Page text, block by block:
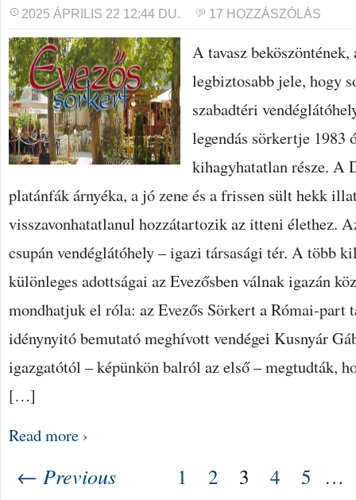
2025 ÁPRILIS 22 12:44 DU. 17 HOZZÁSZÓLÁS
A tavasz
legbiztosabb jele, hogy
szabadtéri
legendás sörkertje 1983
kihagyhatatlan része. A
platánfák árnyéka, a jó zene és a frissen sült hekk
visszavonhatatlanul hozzátartozik az itteni élethez.
csupán vendéglátóhely – igazi társasági tér. A több
különleges adottságai az Evezősben válnak igazán
mondhatjuk el róla: az Evezős Sörkert a Római-part
idénynyitó bemutató meghívott vendégei Kusnyár
igazgatótól – képünkön balról az első – megtudták,
[…]
Read more ›
← Previous 1 2 3 4 5 …